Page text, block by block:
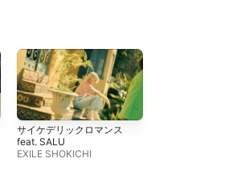
サイケデリックロマンス
feat. SALU
EXILE SHOKICHI